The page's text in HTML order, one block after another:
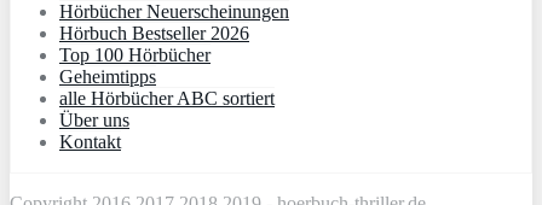
Hörbücher Neuerscheinungen
Hörbuch Bestseller 2026
Top 100 Hörbücher
Geheimtipps
alle Hörbücher ABC sortiert
Über uns
Kontakt